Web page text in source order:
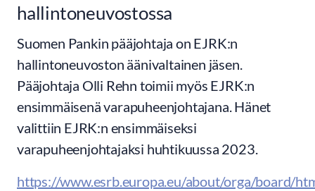
hallintoneuvostossa
Suomen Pankin pääjohtaja on EJRK:n
hallintoneuvoston äänivaltainen jäsen.
Pääjohtaja Olli Rehn toimii myös EJRK:n
ensimmäisenä varapuheenjohtajana. Hänet
valittiin EJRK:n ensimmäiseksi
varapuheenjohtajaksi huhtikuussa 2023.
https://www.esrb.europa.eu/about/orga/board/